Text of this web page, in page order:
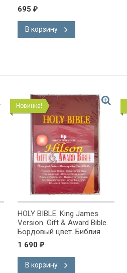
695 ₽
В корзину
Новинка!
HOLY BIBLE. King James
Version. Gift & Award Bible.
Бордовый цвет. Библия
Короля Иакова на
английском языке.
Словарь, карты, закладка,
подарочная вкладка, слова
1 690 ₽
В корзину